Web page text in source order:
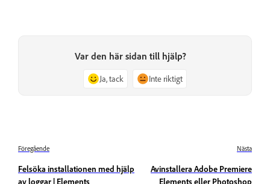
Var den här sidan till hjälp?
Ja, tack Inte riktigt
Föregående
Felsöka installationen med hjälp
av loggar | Elements
Nästa
Avinstallera Adobe Premiere
Elements eller Photoshop